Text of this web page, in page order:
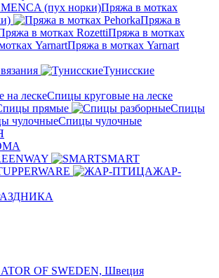
Пряжа в мотках
Пряжа в
Пряжа в мотках
Пряжа в мотках Yarnart
Тунисские
Спицы круговые на леске
прямые
Спицы
Спицы чулочные
SMART
ЖАР-
OF SWEDEN, Швеция